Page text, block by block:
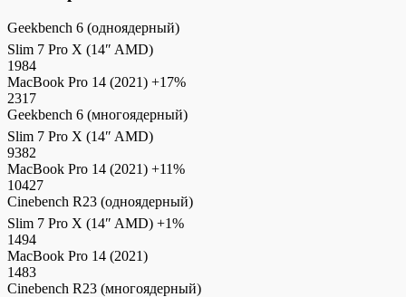
Geekbench 6 (одноядерный)
Slim 7 Pro X (14″ AMD)
1984
MacBook Pro 14 (2021) +17%
2317
Geekbench 6 (многоядерный)
Slim 7 Pro X (14″ AMD)
9382
MacBook Pro 14 (2021) +11%
10427
Cinebench R23 (одноядерный)
Slim 7 Pro X (14″ AMD) +1%
1494
MacBook Pro 14 (2021)
1483
Cinebench R23 (многоядерный)